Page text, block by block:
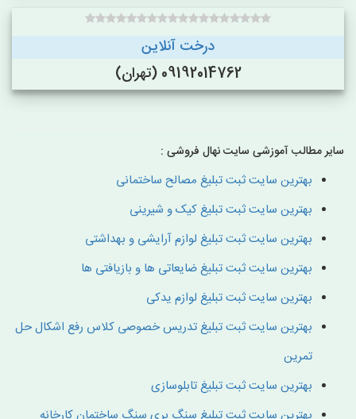
درخت آنلاین
09192014762 (تهران)
سایر مطالب آموزشی سایت نهال فروشی :
بهترین سایت ثبت تبلیغ مصالح ساختمانی
بهترین سایت ثبت تبلیغ کیک و شیرینی
بهترین سایت ثبت تبلیغ لوازم آرایشی و بهداشتی
بهترین سایت ثبت تبلیغ ضایعاتی ها و بازیافتی ها
بهترین سایت ثبت تبلیغ لوازم یدکی
بهترین سایت ثبت تبلیغ تدریس خصوصی کلاس رفع اشکال حل
تمرین
بهترین سایت ثبت تبلیغ تابلوسازی